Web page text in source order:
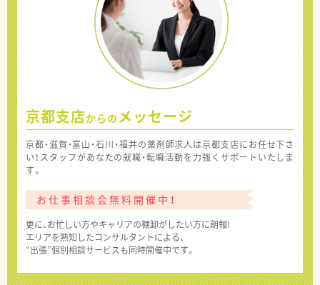
京都支店からの メッセージ
京都・滋賀・富山・石川・福井の薬剤師求人は京都支店にお任せ下さ
い！スタッフがあなたの就職・転職活動を力強くサポートいたしま
す。
お仕事相談会無料開催中！
更に、お忙しい方やキャリアの棚卸がしたい方に朗報!
エリアを熟知したコンサルタントによる、
“出張”個別相談サービスも同時開催中です。